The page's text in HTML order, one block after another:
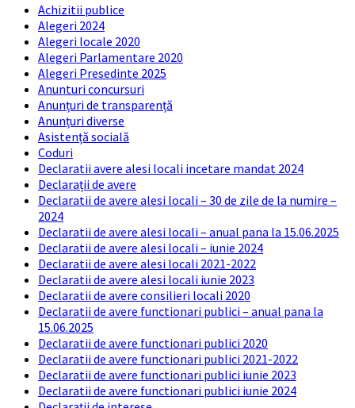
Achizitii publice
Alegeri 2024
Alegeri locale 2020
Alegeri Parlamentare 2020
Alegeri Presedinte 2025
Anunturi concursuri
Anunțuri de transparență
Anunțuri diverse
Asistență socială
Coduri
Declaratii avere alesi locali incetare mandat 2024
Declarații de avere
Declaratii de avere alesi locali – 30 de zile de la numire –
2024
Declaratii de avere alesi locali – anual pana la 15.06.2025
Declaratii de avere alesi locali – iunie 2024
Declaratii de avere alesi locali 2021-2022
Declaratii de avere alesi locali iunie 2023
Declaratii de avere consilieri locali 2020
Declaratii de avere functionari publici – anual pana la
15.06.2025
Declaratii de avere functionari publici 2020
Declaratii de avere functionari publici 2021-2022
Declaratii de avere functionari publici iunie 2023
Declaratii de avere functionari publici iunie 2024